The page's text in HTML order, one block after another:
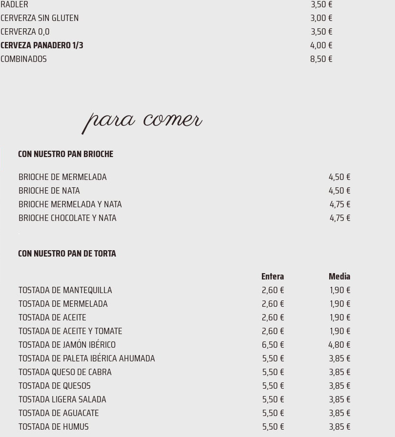
RADLER
3,50 €
CERVERZA SIN GLUTEN
3,00 €
CERVERZA 0,0
3,50 €
CERVEZA PANADERO 1/3
4,00 €
COMBINADOS
8,50 €
para comer
CON NUESTRO PAN BRIOCHE
BRIOCHE DE MERMELADA
4,50 €
BRIOCHE DE NATA
4,50 €
BRIOCHE MERMELADA Y NATA
4,75 €
BRIOCHE CHOCOLATE Y NATA
4,75 €
CON NUESTRO PAN DE TORTA
Entera
Media
TOSTADA DE MANTEQUILLA
2,60 €
1,90 €
TOSTADA DE MERMELADA
2,60 €
1,90 €
TOSTADA DE ACEITE
2,60 €
1,90 €
TOSTADA DE ACEITE Y TOMATE
2,60 €
1,90 €
TOSTADA DE JAMÓN IBÉRICO
6,50 €
4,80 €
TOSTADA DE PALETA IBÉRICA AHUMADA
5,50 €
3,85 €
TOSTADA QUESO DE CABRA
5,50 €
3,85 €
TOSTADA DE QUESOS
5,50 €
3,85 €
TOSTADA LIGERA SALADA
5,50 €
3,85 €
TOSTADA DE AGUACATE
5,50 €
3,85 €
TOSTADA DE HUMUS
5,50 €
3,85 €